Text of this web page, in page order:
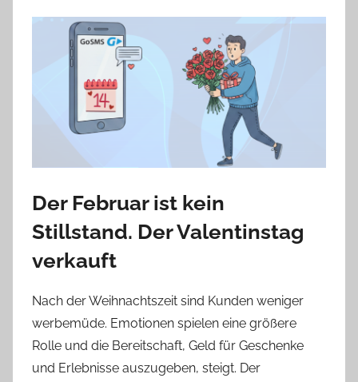
k
Der Februar ist kein
Stillstand. Der Valentinstag
verkauft
Nach der Weihnachtszeit sind Kunden weniger
werbemüde. Emotionen spielen eine größere
Rolle und die Bereitschaft, Geld für Geschenke
und Erlebnisse auszugeben, steigt. Der